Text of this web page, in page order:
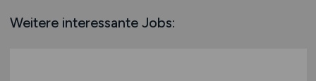
Schweiz
Weitere interessante Jobs: